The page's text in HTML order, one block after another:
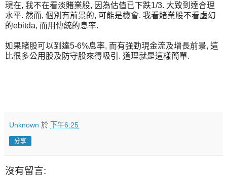
現在, 我不在看淡賭業股, 因為估值已下跌1/3. 大致到達合理
水平. 然而, 個別有前景的, 可能是機會. 我看賭業股不看虛幻
的ebitda, 而用傳統的息率.
如果賭股可以到達5-6%息率, 而有強勁現金流及增長前景, 這
比很多公用股及防守股來得吸引. 道理就是這樣簡單.
Unknown 於 下午6:25
分享
沒有留言: